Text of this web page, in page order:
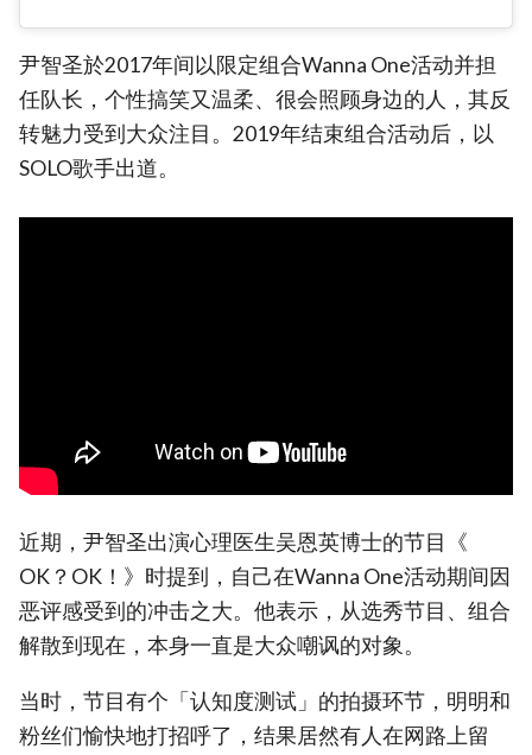
尹智圣於2017年间以限定组合Wanna One活动并担
任队长，个性搞笑又温柔、很会照顾身边的人，其反
转魅力受到大众注目。2019年结束组合活动后，以
SOLO歌手出道。
近期，尹智圣出演心理医生吴恩英博士的节目《
OK？OK！》时提到，自己在Wanna One活动期间因
恶评感受到的冲击之大。他表示，从选秀节目、组合
解散到现在，本身一直是大众嘲讽的对象。
当时，节目有个「认知度测试」的拍摄环节，明明和
粉丝们愉快地打招呼了，结果居然有人在网路上留